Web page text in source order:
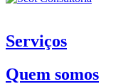
Serviços
Quem somos